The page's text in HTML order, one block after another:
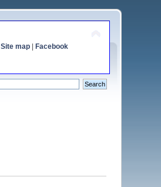
Site map| Facebook